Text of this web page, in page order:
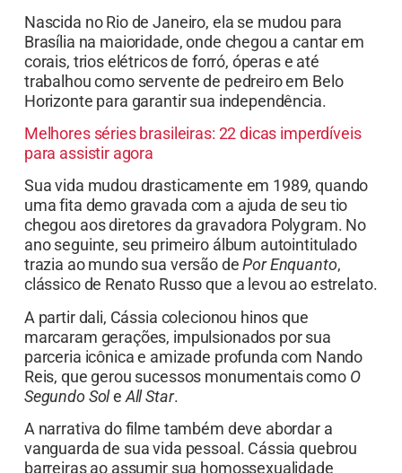
Nascida no Rio de Janeiro, ela se mudou para
Brasília na maioridade, onde chegou a cantar em
corais, trios elétricos de forró, óperas e até
trabalhou como servente de pedreiro em Belo
Horizonte para garantir sua independência.
Melhores séries brasileiras: 22 dicas imperdíveis
para assistir agora
Sua vida mudou drasticamente em 1989, quando
uma fita demo gravada com a ajuda de seu tio
chegou aos diretores da gravadora Polygram. No
ano seguinte, seu primeiro álbum autointitulado
trazia ao mundo sua versão dePor Enquanto,
clássico de Renato Russo que a levou ao estrelato.
A partir dali, Cássia colecionou hinos que
marcaram gerações, impulsionados por sua
parceria icônica e amizade profunda com Nando
Reis, que gerou sucessos monumentais como O
Segundo Sole All Star.
A narrativa do filme também deve abordar a
vanguarda de sua vida pessoal. Cássia quebrou
barreiras ao assumir sua homossexualidade